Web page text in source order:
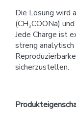
Die Lösung wird
(CH₃COONa)
Jede Charge ist
streng analytisch
sicherzustellen.